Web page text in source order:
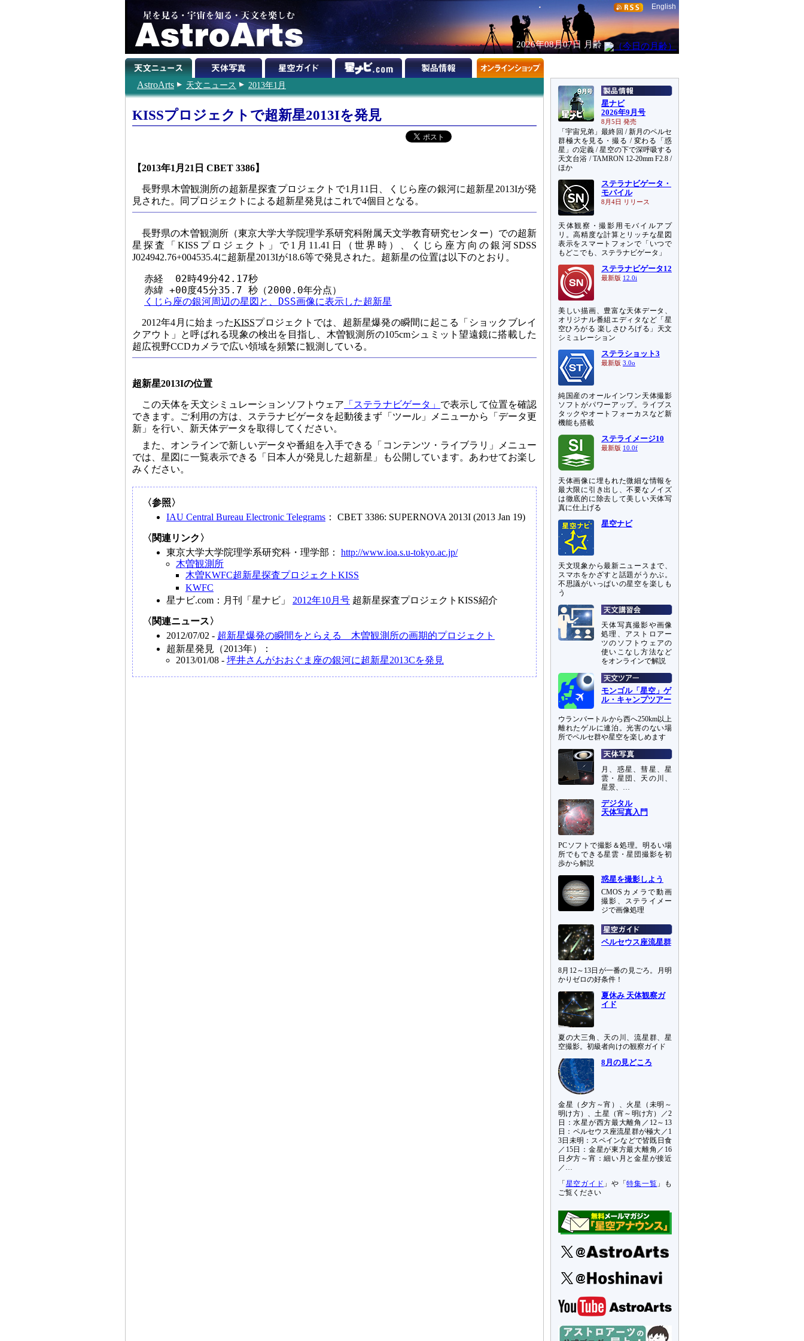
English
2026年08月07日 月齢
AstroArts 天文ニュース 2013年1月
KISSプロジェクトで超新星2013Iを発見
【2013年1月21日 CBET 3386】
長野県木曽観測所の超新星探査プロジェクトで1月11日、くじら座の銀河に超新星2013Iが発
見された。同プロジェクトによる超新星発見はこれで4個目となる。
長野県の木曽観測所（東京大学大学院理学系研究科附属天文学教育研究センター）での超新
星探査「KISSプロジェクト」で1月11.41日（世界時）、くじら座方向の銀河SDSS
J024942.76+004535.4に超新星2013Iが18.6等で発見された。超新星の位置は以下のとおり。
  赤経  02時49分42.17秒
  赤緯 +00度45分35.7 秒（2000.0年分点）
くじら座の銀河周辺の星図と、DSS画像に表示した超新星
2012年4月に始まったKISSプロジェクトでは、超新星爆発の瞬間に起こる「ショックブレイ
クアウト」と呼ばれる現象の検出を目指し、木曽観測所の105cmシュミット望遠鏡に搭載した
超広視野CCDカメラで広い領域を頻繁に観測している。
超新星2013Iの位置
この天体を天文シミュレーションソフトウェア 「ステラナビゲータ」 で表示して位置を確認
できます。ご利用の方は、ステラナビゲータを起動後まず「ツール」メニューから「データ更
新」を行い、新天体データを取得してください。
また、オンラインで新しいデータや番組を入手できる「コンテンツ・ライブラリ」メニュー
では、星図に一覧表示できる「日本人が発見した超新星」も公開しています。あわせてお楽し
みください。
〈参照〉
IAU Central Bureau Electronic Telegrams ： CBET 3386: SUPERNOVA 2013I (2013 Jan 19)
〈関連リンク〉
東京大学大学院理学系研究科・理学部： http://www.ioa.s.u-tokyo.ac.jp/
木曽観測所
木曽KWFC超新星探査プロジェクトKISS
KWFC
星ナビ.com：月刊「星ナビ」 2012年10月号 超新星探査プロジェクトKISS紹介
〈関連ニュース〉
2012/07/02 - 超新星爆発の瞬間をとらえる 木曽観測所の画期的プロジェクト
超新星発見（2013年）：
2013/01/08 - 坪井さんがおおぐま座の銀河に超新星2013Cを発見
星ナビ
2026年9月号
8月5日 発売
「宇宙兄弟」最終回 / 新月のペルセ
群極大を見る・撮る / 変わる「惑
星」の定義 / 星空の下で深呼吸する
天文台浴 / TAMRON 12-20mm F2.8 /
ほか
ステラナビゲータ・
モバイル
8月4日 リリース
天体観察・撮影用モバイルアプ
リ。高精度な計算とリッチな星図
表示をスマートフォンで「いつで
もどこでも、ステラナビゲータ」
ステラナビゲータ12
最新版 12.0i
美しい描画、豊富な天体データ、
オリジナル番組エディタなど「星
空ひろがる 楽しさひろげる」天文
シミュレーション
ステラショット3
最新版 3.0o
純国産のオールインワン天体撮影
ソフトがパワーアップ。ライブス
タックやオートフォーカスなど新
機能も搭載
ステライメージ10
最新版 10.0f
天体画像に埋もれた微細な情報を
最大限に引き出し、不要なノイズ
は徹底的に除去して美しい天体写
真に仕上げる
星空ナビ
天文現象から最新ニュースまで、
スマホをかざすと話題がうかぶ。
不思議がいっぱいの星空を楽しも
う
天体写真撮影や画像
処理、アストロアー
ツのソフトウェアの
使いこなし方法など
をオンラインで解説
モンゴル「星空」ゲ
ル・キャンプツアー
ウランバートルから西へ250km以上
離れたゲルに連泊。光害のない場
所でペルセ群や星空を楽しめます
月、惑星、彗星、星
雲・星団、天の川、
星景、…
デジタル
天体写真入門
PCソフトで撮影＆処理。明るい場
所でもできる星雲・星団撮影を初
歩から解説
惑星を撮影しよう
CMOSカメラで動画
撮影、ステライメー
ジで画像処理
ペルセウス座流星群
8月12～13日が一番の見ごろ。月明
かりゼロの好条件！
夏休み 天体観察ガ
イド
夏の大三角、天の川、流星群、星
空撮影。初級者向けの観察ガイド
8月の見どころ
金星（夕方～宵）、火星（未明～
明け方）、土星（宵～明け方）／2
日：水星が西方最大離角／12～13
日：ペルセウス座流星群が極大／1
3日未明：スペインなどで皆既日食
／15日：金星が東方最大離角／16
日夕方～宵：細い月と金星が接近
／…
「 星空ガイド 」や「特集一覧 」も
ご覧ください